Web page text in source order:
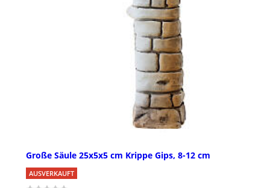
Große Säule 25x5x5 cm Krippe Gips, 8-12 cm
AUSVERKAUFT